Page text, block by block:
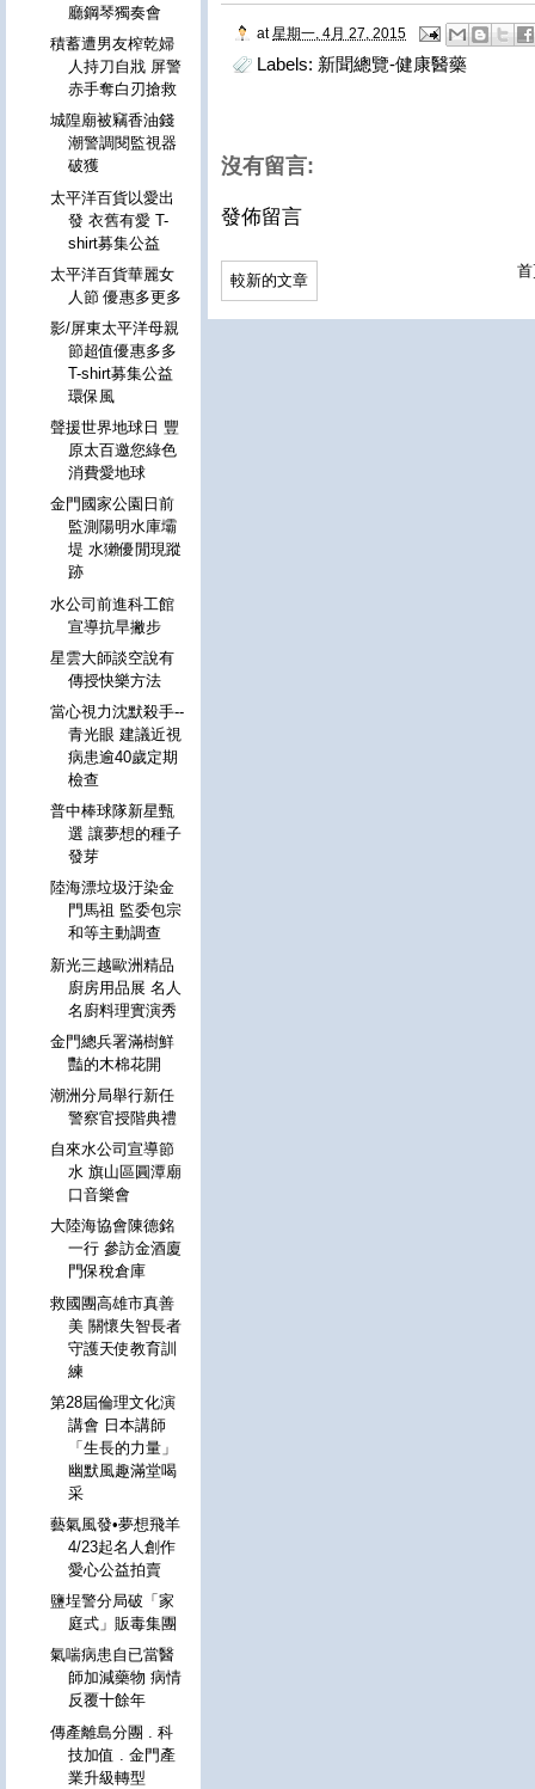
at 星期一, 4月 27, 2015
Labels: 新聞總覽-健康醫藥
沒有留言:
發佈留言
較新的文章
廳鋼琴獨奏會
積蓄遭男友榨乾婦
人持刀自戕 屏警
赤手奪白刃搶救
城隍廟被竊香油錢
潮警調閱監視器
破獲
太平洋百貨以愛出
發 衣舊有愛 T-
shirt募集公益
太平洋百貨華麗女
人節 優惠多更多
影/屏東太平洋母親
節超值優惠多多
T-shirt募集公益
環保風
聲援世界地球日 豐
原太百邀您綠色
消費愛地球
金門國家公園日前
監測陽明水庫壩
堤 水獺優閒現蹤
跡
水公司前進科工館
宣導抗旱撇步
星雲大師談空說有
傳授快樂方法
當心視力沈默殺手--
青光眼 建議近視
病患逾40歲定期
檢查
普中棒球隊新星甄
選 讓夢想的種子
發芽
陸海漂垃圾汙染金
門馬祖 監委包宗
和等主動調查
新光三越歐洲精品
廚房用品展 名人
名廚料理實演秀
金門總兵署滿樹鮮
豔的木棉花開
潮洲分局舉行新任
警察官授階典禮
自來水公司宣導節
水 旗山區圓潭廟
口音樂會
大陸海協會陳德銘
一行 參訪金酒廈
門保稅倉庫
救國團高雄市真善
美 關懷失智長者
守護天使教育訓
練
第28屆倫理文化演
講會 日本講師
「生長的力量」
幽默風趣滿堂喝
采
藝氣風發•夢想飛羊
4/23起名人創作
愛心公益拍賣
鹽埕警分局破「家
庭式」販毒集團
氣喘病患自已當醫
師加減藥物 病情
反覆十餘年
傳產離島分團 . 科
技加值 . 金門產
業升級轉型